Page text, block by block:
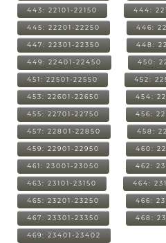
443: 22101-22150 444:
445: 22201-22250 446:
447: 22301-22350 448:
449: 22401-22450 450:
451: 22501-22550 452:
453: 22601-22650 454:
455: 22701-22750 456:
457: 22801-22850 458:
459: 22901-22950 460:
461: 23001-23050 462:
463: 23101-23150 464:
465: 23201-23250 466:
467: 23301-23350 468:
469: 23401-23402